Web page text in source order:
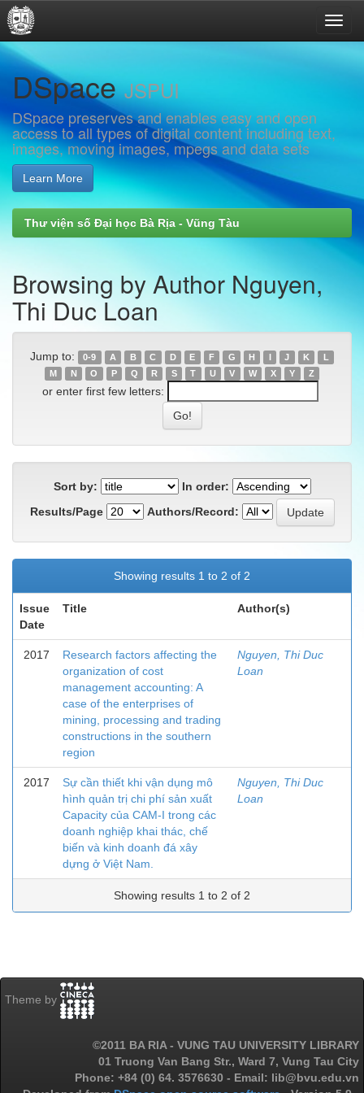
Skip
navigation
DSpaceJSPUI
DSpace preserves and enables easy and open
access to all types of digital content including text,
images, moving images, mpegs and data sets
Learn More
Thư viện số Đại học Bà Rịa - Vũng Tàu
Browsing by Author Nguyen,
Thi Duc Loan
Jump to: 0-9 A B C D E F G H I J K
L
M
N O P Q R S T U V W X Y Z
or enter first few letters:
Sort by:
In order:
Results/Page
Authors/Record:
Showing results 1 to 2 of 2
Issue
Date
Title Author(s)
2017
Research factors affecting the
organization of cost
management accounting: A
case of the enterprises of
mining, processing and trading
constructions in the southern
region
Nguyen, Thi Duc
Loan
2017
Sự cần thiết khi vận dụng mô
hình quản trị chi phí sản xuất
Capacity của CAM-I trong các
doanh nghiệp khai thác, chế
biến và kinh doanh đá xây
dựng ở Việt Nam.
Nguyen, Thi Duc
Loan
Showing results 1 to 2 of 2
Theme by
©2011 BA RIA - VUNG TAU UNIVERSITY LIBRARY
01 Truong Van Bang Str., Ward 7, Vung Tau City
Phone: +84 (0) 64. 3576630 - Email: lib@bvu.edu.vn